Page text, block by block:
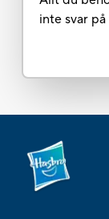
inte svar